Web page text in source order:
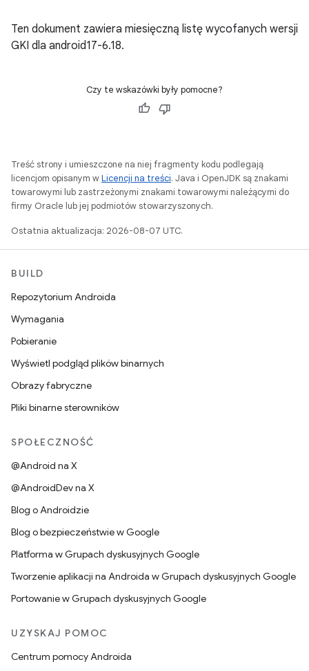
Ten dokument zawiera miesięczną listę wycofanych wersji
GKI dla android17-6.18.
Czy te wskazówki były pomocne?
Treść strony i umieszczone na niej fragmenty kodu podlegają
licencjom opisanym wLicencji na treści. Java i OpenJDK są znakami
towarowymi lub zastrzeżonymi znakami towarowymi należącymi do
firmy Oracle lub jej podmiotów stowarzyszonych.
Ostatnia aktualizacja: 2026-08-07 UTC.
BUILD
Repozytorium Androida
Wymagania
Pobieranie
Wyświetl podgląd plików binarnych
Obrazy fabryczne
Pliki binarne sterowników
SPOŁECZNOŚĆ
@Android na X
@AndroidDev na X
Blog o Androidzie
Blog o bezpieczeństwie w Google
Platforma w Grupach dyskusyjnych Google
Tworzenie aplikacji na Androida w Grupach dyskusyjnych Google
Portowanie w Grupach dyskusyjnych Google
UZYSKAJ POMOC
Centrum pomocy Androida